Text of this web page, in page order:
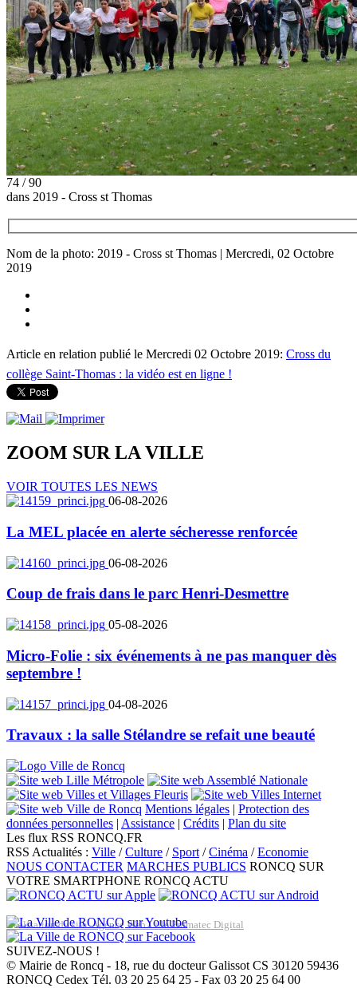
74 / 90
dans 2019 - Cross st Thomas
Nom de la photo: 2019 - Cross st Thomas | Mercredi, 02 Octobre
2019
Article en relation publié le Mercredi 02 Octobre 2019: Cross du
collège Saint-Thomas : la vidéo est en ligne !
ZOOM SUR LAVILLE
VOIR TOUTES LES NEWS
06-08-2026
La MEL placée en alerte sécheresse renforcée
06-08-2026
Coup de frais dans le parc Henri-Desmettre
05-08-2026
Micro-Folie : six événements à ne pas manquer dès
septembre !
04-08-2026
Travaux : la salle Stélandre se refait une beauté
Mentions légales | Protection des
données personnelles | Assistance | Crédits | Plan du site
Les flux RSS RONCQ.FR
RSS Actualités : Ville /Culture / Sport /Cinéma /Economie
NOUS CONTACTER MARCHES PUBLICS RONCQ SUR
VOTRE SMARTPHONE RONCQ ACTU
Réalisation du site: Agence Web Lille Promatec Digital
SUIVEZ-NOUS !
© Mairie de Roncq - 18, rue du docteur Galissot CS 30120 59436
RONCQ Cedex Tél. 03 20 25 64 25 - Fax 03 20 25 64 00